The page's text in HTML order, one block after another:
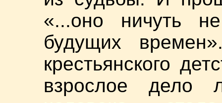
«...оно ничуть
будущих
крестьянского
взрослое дело